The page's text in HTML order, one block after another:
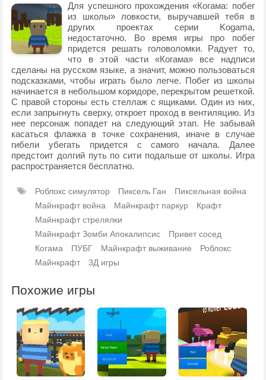
Для успешного прохождения «Когама: побег
из школы» ловкости, выручавшей тебя в
других проектах серии Kogama,
недостаточно. Во время игры про побег
придется решать головоломки. Радует то,
что в этой части «Когама» все надписи
сделаны на русском языке, а значит, можно пользоваться
подсказками, чтобы играть было легче. Побег из школы
начинается в небольшом коридоре, перекрытом решеткой.
С правой стороны есть стеллаж с ящиками. Один из них,
если запрыгнуть сверху, откроет проход в вентиляцию. Из
нее персонаж попадет на следующий этап. Не забывай
касаться флажка в точке сохранения, иначе в случае
гибели убегать придется с самого начала. Далее
предстоит долгий путь по сити подальше от школы. Игра
распространяется бесплатно.
Роблокс симулятор Пиксель Ган
Пиксельная война
Майнкрафт война
Майнкрафт паркур
Крафт
Майнкрафт стрелялки
Майнкрафт Зомби Апокалипсис
Привет сосед
Когама
ПУБГ Майнкрафт выживание
Роблокс
Майнкрафт
3Д игры
Похожие игры